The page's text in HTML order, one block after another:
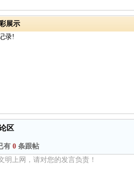
展示
录!
区
有 0 条跟帖